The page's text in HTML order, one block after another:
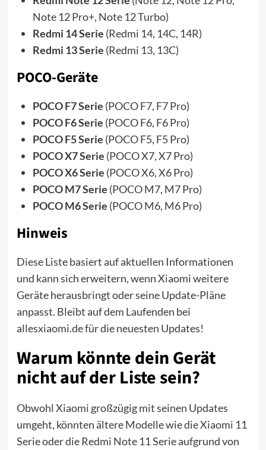
Note 12 Pro+, Note 12 Turbo)
Redmi 14 Serie (Redmi 14, 14C, 14R)
Redmi 13 Serie (Redmi 13, 13C)
POCO-Geräte
POCO F7 Serie (POCO F7, F7 Pro)
POCO F6 Serie (POCO F6, F6 Pro)
POCO F5 Serie (POCO F5, F5 Pro)
POCO X7 Serie (POCO X7, X7 Pro)
POCO X6 Serie (POCO X6, X6 Pro)
POCO M7 Serie (POCO M7, M7 Pro)
POCO M6 Serie (POCO M6, M6 Pro)
Hinweis
Diese Liste basiert auf aktuellen Informationen
und kann sich erweitern, wenn Xiaomi weitere
Geräte herausbringt oder seine Update-Pläne
anpasst. Bleibt auf dem Laufenden bei
allesxiaomi.de für die neuesten Updates!
Warum könnte dein Gerät
nicht auf der Liste sein?
Obwohl Xiaomi großzügig mit seinen Updates
umgeht, könnten ältere Modelle wie die Xiaomi 11
Serie oder die Redmi Note 11 Serie aufgrund von